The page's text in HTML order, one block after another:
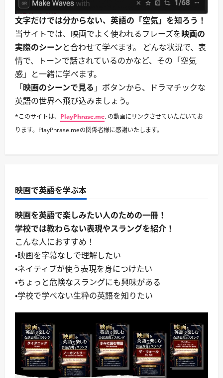
文字だけでは分からない、英語の「空気」を知ろう！
当サイトでは、映画でよく使われるフレーズを映画の
実際のシーンと合わせて学べます。 どんな状況で、表
情で、トーンで話されているのかなど、その「空気
感」と一緒に学べます。
「映画のシーンで見る 」ボタンから、ドラマチックな
英語の世界へ飛び込みましょう。
*このサイトは、 PlayPhrase.me. の動画にリンクさせていただいてお
ります。PlayPhrase.meの関係者様に感謝いたします。
映画で英語を学ぶ本
映画を英語で楽しみたい人のための一冊！
学校では教わらない表現やスラングを紹介！
こんな人におすすめ！
・映画を字幕なしで理解したい
・ネイティブが使う表現を身につけたい
・ちょっと危険なスラングにも興味がある
・学校で学べない生粋の英語を知りたい